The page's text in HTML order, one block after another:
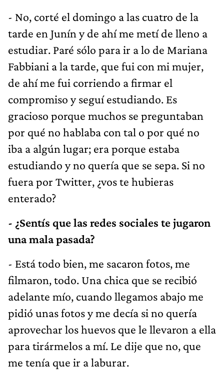
- No, corté el domingo a las cuatro de la
tarde en Junín y de ahí me metí de lleno a
estudiar. Paré sólo para ir a lo de Mariana
Fabbiani a la tarde, que fui con mi mujer,
de ahí me fui corriendo a firmar el
compromiso y seguí estudiando. Es
gracioso porque muchos se preguntaban
por qué no hablaba con tal o por qué no
iba a algún lugar; era porque estaba
estudiando y no quería que se sepa. Si no
fuera por Twitter, ¿vos te hubieras
enterado?
- ¿Sentís que las redes sociales te jugaron
una mala pasada?
- Está todo bien, me sacaron fotos, me
filmaron, todo. Una chica que se recibió
adelante mío, cuando llegamos abajo me
pidió unas fotos y me decía si no quería
aprovechar los huevos que le llevaron a ella
para tirármelos a mí. Le dije que no, que
me tenía que ir a laburar.